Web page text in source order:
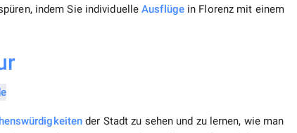
indem Sie individuelleAusflügein Florenz mit einem
der Stadt zu sehen und zu lernen, wie man